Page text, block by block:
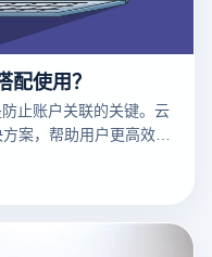
使用？
止账户关联的关键。云
案，帮助用户更高效、
关联浏览器与代理IP协